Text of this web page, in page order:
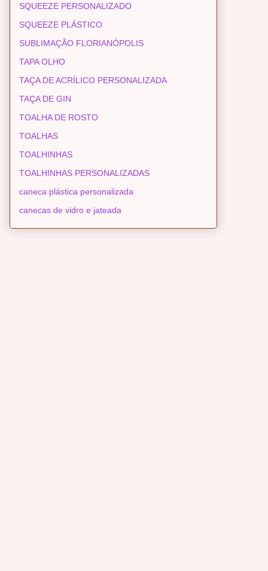
SQUEEZE PERSONALIZADO
SQUEEZE PLÁSTICO
SUBLIMAÇÃO FLORIANÓPOLIS
TAPA OLHO
TAÇA DE ACRÍLICO PERSONALIZADA
TAÇA DE GIN
TOALHA DE ROSTO
TOALHAS
TOALHINHAS
TOALHINHAS PERSONALIZADAS
caneca plástica personalizada
canecas de vidro e jateada